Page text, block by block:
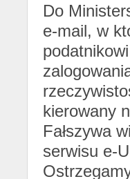
Do
e-mail, w
kierowany
Fałszywa
serwisu e-